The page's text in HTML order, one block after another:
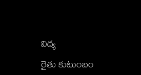
విద్య
రైతు కుటుంబం